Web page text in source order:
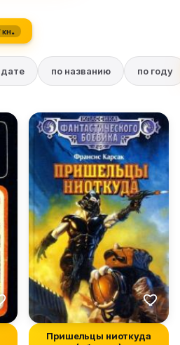
кн.
дате по названию по году
Пришельцы ниоткуда